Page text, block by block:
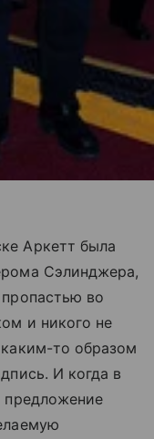
Аркетт была
Сэлинджера,
во
и никого не
то образом
И когда в
предложение